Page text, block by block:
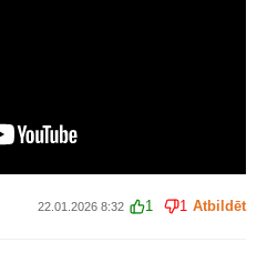
22.01.2026 8:32 1 1 Atbildēt